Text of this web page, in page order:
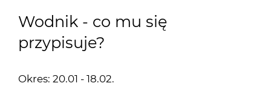
Wodnik - co mu się
przypisuje?
Okres: 20.01 - 18.02.